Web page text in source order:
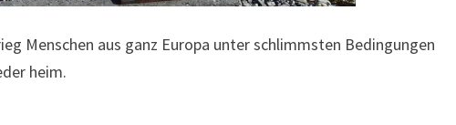
Menschen aus ganz Europa unter schlimmsten Bedingungen
heim.